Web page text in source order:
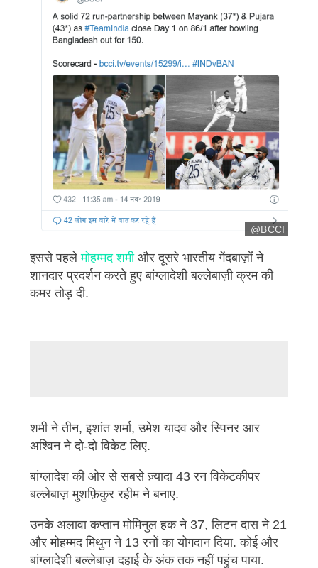
मे
ज
I
@BCCI
इससे पहलेमोहम्मद शमीऔर दूसरे भारतीय गेंदबाज़ों ने
शानदार प्रदर्शन करते हुए बांग्लादेशी बल्लेबाज़ी क्रम की
कमर तोड़ दी.
l
l
.
शमी ने तीन, इशांत शर्मा, उमेश यादव और स्पिनर आर
अश्विन ने दो-दो विकेट लिए.
बांग्लादेश की ओर से सबसे ज़्यादा 43 रन विकेटकीपर
बल्लेबाज़ मुशफ़िकुर रहीम ने बनाए.
उनके अलावा कप्तान मोमिनुल हक ने 37, लिटन दास ने 21
और मोहम्मद मिथुन ने 13 रनों का योगदान दिया. कोई और
बांग्लादेशी बल्लेबाज़ दहाई के अंक तक नहीं पहुंच पाया.